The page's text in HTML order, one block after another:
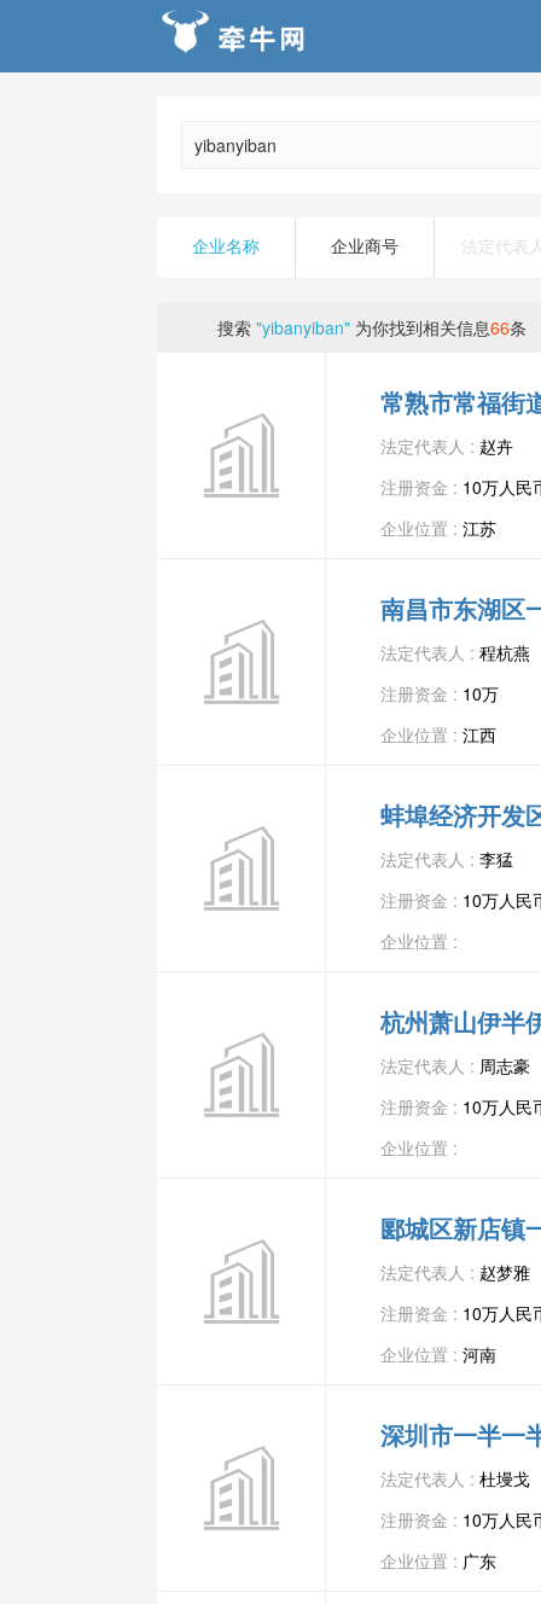
企业名称 企业商号 法定代表
搜索 "yibanyiban" 为你找到相关信息66条
常熟市常福街
法定代表人 : 赵卉
注册资金 : 10万人民
企业位置 : 江苏
南昌市东湖区
法定代表人 : 程杭燕
注册资金 : 10万
企业位置 : 江西
蚌埠经济开发
法定代表人 : 李猛
注册资金 : 10万人民
企业位置 :
杭州萧山伊半
法定代表人 : 周志豪
注册资金 : 10万人民
企业位置 :
郾城区新店镇
法定代表人 : 赵梦雅
注册资金 : 10万人民
企业位置 : 河南
深圳市一半一
法定代表人 : 杜墁戈
注册资金 : 10万人民
企业位置 : 广东